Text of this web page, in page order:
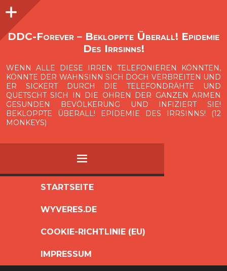
O
p
e
n
i
d
e
b
a
DDC-Forever – Bekloppte Überall! Epidemie
Des Irrsinns!
WENN ALLE DIESE IRREN TELEFONIEREN KÖNNTEN,
KÖNNTE DER WAHNSINN SICH DOCH VERBREITEN UND
ER SICKERT DURCH DIE TELEFONDRÄHTE UND
QUETSCHT SICH IN DIE OHREN DER GANZEN ARMEN
GESUNDEN BEVÖLKERUNG UND INFIZIERT SIE!
BEKLOPPTE ÜBERALL! EPIDEMIE DES IRRSINNS! (12
MONKEYS)
MENÜ
SPRINGEN
STARTSEITE
WYVERES.DE
COOKIE-RICHTLINIE (EU)
IMPRESSUM
Seitenleiste